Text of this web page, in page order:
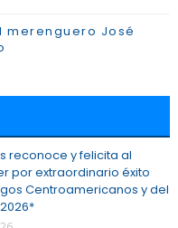
merenguero José
reconoce y felicita al
por extraordinario éxito
Centroamericanos y del